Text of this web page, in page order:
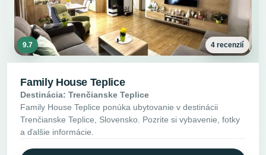
9.7 4 recenzií
Family House Teplice
Destinácia: Trenčianske Teplice
Family House Teplice ponúka ubytovanie v destinácii
Trenčianske Teplice, Slovensko. Pozrite si vybavenie, fotky
a ďalšie informácie.